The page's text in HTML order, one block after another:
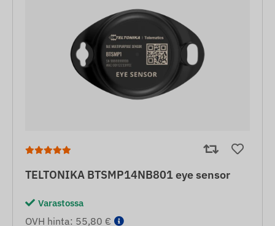
TELTONIKA BTSMP14NB801 eye sensor
Varastossa
OVH hinta: 55,80 €